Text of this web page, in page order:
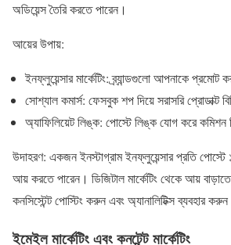
অডিয়েন্স তৈরি করতে পারেন।
আয়ের উপায়:
ইনফ্লুয়েন্সার মার্কেটিং: ব্র্যান্ডগুলো আপনাকে প্রমোট
সোশ্যাল কমার্স: ফেসবুক শপ দিয়ে সরাসরি প্রোডাক্ট
অ্যাফিলিয়েট লিঙ্ক: পোস্টে লিঙ্ক যোগ করে কমিশন
উদাহরণ: একজন ইনস্টাগ্রাম ইনফ্লুয়েন্সার প্রতি
আয় করতে পারেন। ডিজিটাল মার্কেটিং থেকে আয়
কনসিস্টেন্ট পোস্টিং করুন এবং অ্যানালিটিক্স ব্যবহার
ইমেইল মার্কেটিং এবং কনটেন্ট মার্কেটিং